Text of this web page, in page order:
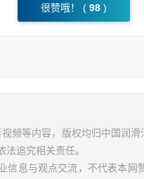
很赞哦！ ( 98 )
频等内容，版权均归中国润
追究相关责任。
信息与观点交流，不代表本